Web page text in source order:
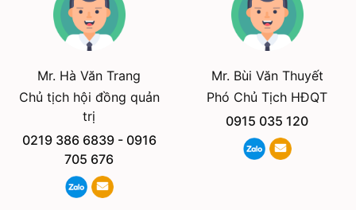
Mr. Hà Văn Trang
Chủ tịch hội đồng quản
trị
0219 386 6839- 0916
705 676
Mr. Bùi Văn Thuyết
Phó Chủ Tịch HĐQT
0915 035 120